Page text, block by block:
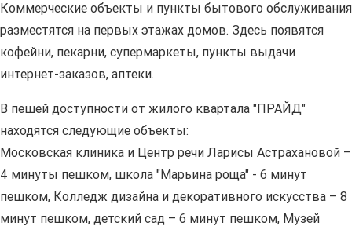
Коммерческие объекты и пункты бытового обслуживания
разместятся на первых этажах домов. Здесь появятся
кофейни, пекарни, супермаркеты, пункты выдачи
интернет-заказов, аптеки.
В пешей доступности от жилого квартала "ПРАЙД"
находятся следующие объекты:
Московская клиника и Центр речи Ларисы Астрахановой –
4 минуты пешком, школа "Марьина роща" - 6 минут
пешком, Колледж дизайна и декоративного искусства – 8
минут пешком, детский сад – 6 минут пешком, Музей